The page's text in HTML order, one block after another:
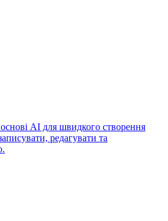
AI для швидкого створення
редагувати та